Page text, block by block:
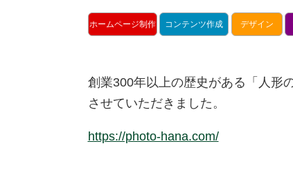
ホームページ制作 コンテンツ作成 デザイン
創業300年以上の歴史がある「人形
させていただきました。
https://photo-hana.com/